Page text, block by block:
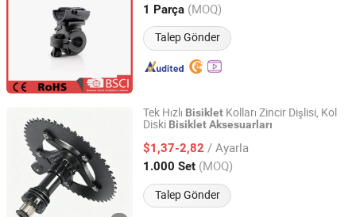
1 Parça (MOQ)
Talep Gönder
Zhejiang, China Fiyat 2010
Tek Hızlı Bisiklet Kolları Zincir Dişlisi, Kol
Diski BisikletAksesuarları
$1,37-2,82 / Ayarla
1.000 Set (MOQ)
Talep Gönder
Xingtai Wancong Vehicle Industry Co., Ltd.
Hebei, China Fiyat 2025